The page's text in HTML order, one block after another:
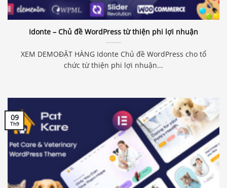
Idonte – Chủ đề WordPress từ thiện phi lợi nhuận
XEM DEMOĐẶT HÀNG Idonte Chủ đề WordPress cho tổ
chức từ thiện phi lợi nhuận...
09
Th9